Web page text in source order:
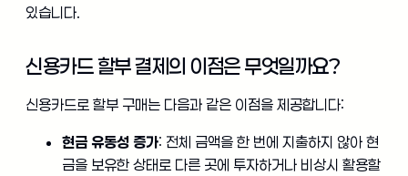
있습니다.
신용카드 할부 결제의 이점은 무엇일까요?
신용카드로 할부 구매는 다음과 같은 이점을 제공합니다:
현금 유동성 증가: 전체 금액을 한 번에 지출하지 않아 현
금을 보유한 상태로 다른 곳에 투자하거나 비상시 활용할